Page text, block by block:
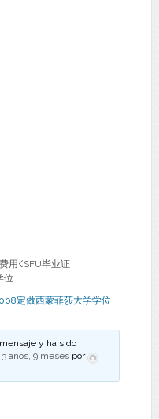
用☇SFU毕业证
位
定做西蒙菲莎大学学位
y ha sido
años, 9 meses por